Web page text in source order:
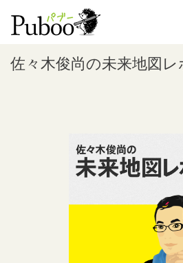
佐々木俊尚の未来地図